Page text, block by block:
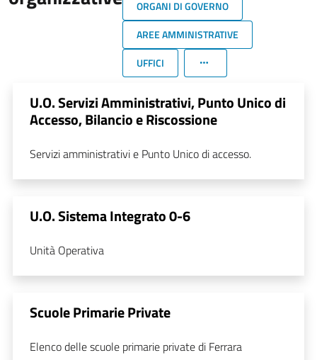
ORGANI DI GOVERNO
AREE AMMINISTRATIVE
UFFICI
U.O. Servizi Amministrativi, Punto Unico di
Accesso, Bilancio e Riscossione
Servizi amministrativi e Punto Unico di accesso.
U.O. Sistema Integrato 0-6
Unità Operativa
Scuole Primarie Private
Elenco delle scuole primarie private di Ferrara